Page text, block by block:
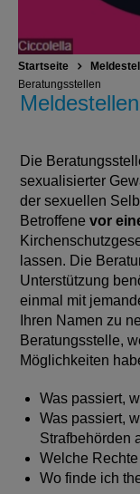
Startseite
Beratungsstellen
Die
sexualisierter
der sexuellen
Betroffenevor
lassen. Die
Unterstützung
einmal mit
Ihren Namen zu
Beratungsstelle,
Möglichkeiten
Was passiert,
Was passiert,
Strafbehörden
Welche
Wo finde ich